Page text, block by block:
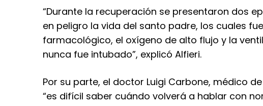
“Durante la recuperación se presentaron dos
en peligro la vida del santo padre, los cuales
farmacológico, el oxígeno de alto flujo y la
nunca fue intubado”, explicó Alfieri.
Por su parte, el doctor Luigi Carbone, médico
“es difícil saber cuándo volverá a hablar con